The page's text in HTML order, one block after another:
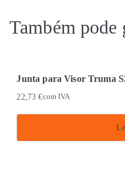
Também
Junta para Visor Truma
22,73€com IVA